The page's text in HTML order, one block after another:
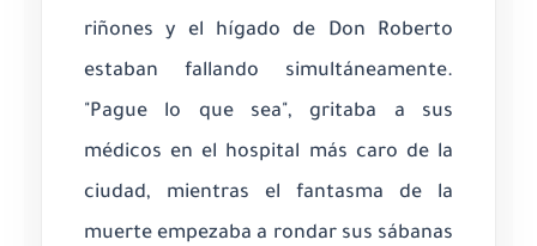
riñones y el hígado de Don Roberto
estaban fallando simultáneamente.
"Pague lo que sea", gritaba a sus
médicos en el hospital más caro de la
ciudad, mientras el fantasma de la
muerte empezaba a rondar sus sábanas